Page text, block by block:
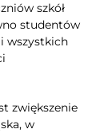
szkół
studentów
wszystkich
zwiększenie
w